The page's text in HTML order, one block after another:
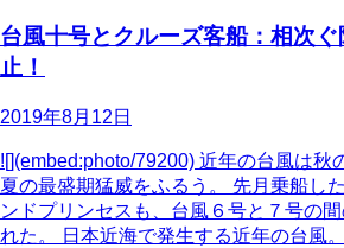
台風十号とクルーズ客船：相次
止！
2019年8月12日
![](embed:photo/79200) 近年の台風は秋
夏の最盛期猛威をふるう。 先月乗船し
ンドプリンセスも、台風６号と７号の
れた。 日本近海で発生する近年の台風